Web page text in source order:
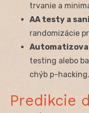
trvanie a
AA testy a
randomizácie
testing alebo
chýb p-hacking.
Predikcie